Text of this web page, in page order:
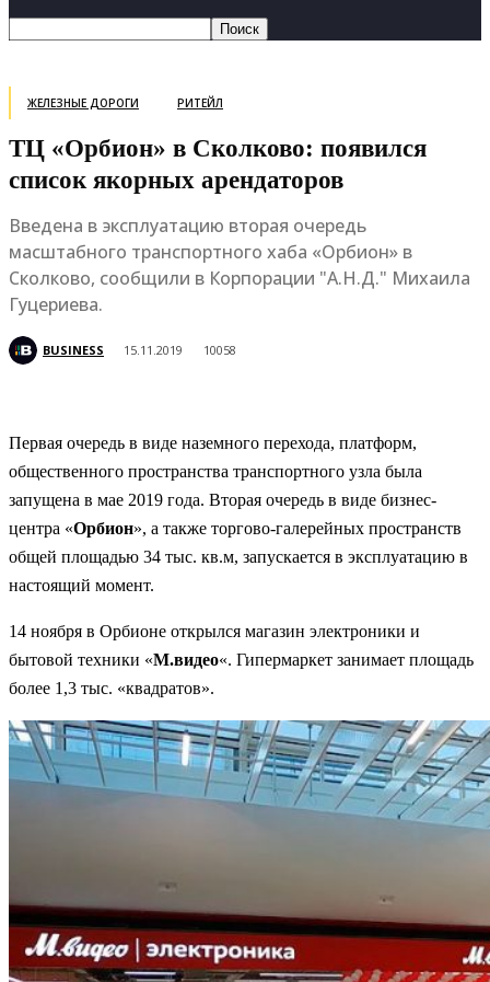
ЖЕЛЕЗНЫЕ ДОРОГИ РИТЕЙЛ
ТЦ «Орбион» в Сколково: появился
список якорных арендаторов
Введена в эксплуатацию вторая очередь
масштабного транспортного хаба «Орбион» в
Сколково, сообщили в Корпорации "А.Н.Д." Михаила
Гуцериева.
BUSINESS 15.11.2019 10058
Первая очередь в виде наземного перехода, платформ,
общественного пространства транспортного узла была
запущена в мае 2019 года. Вторая очередь в виде бизнес-
центра «Орбион», а также торгово-галерейных пространств
общей площадью 34 тыс. кв.м, запускается в эксплуатацию в
настоящий момент.
14 ноября в Орбионе открылся магазин электроники и
бытовой техники «М.видео«. Гипермаркет занимает площадь
более 1,3 тыс. «квадратов».